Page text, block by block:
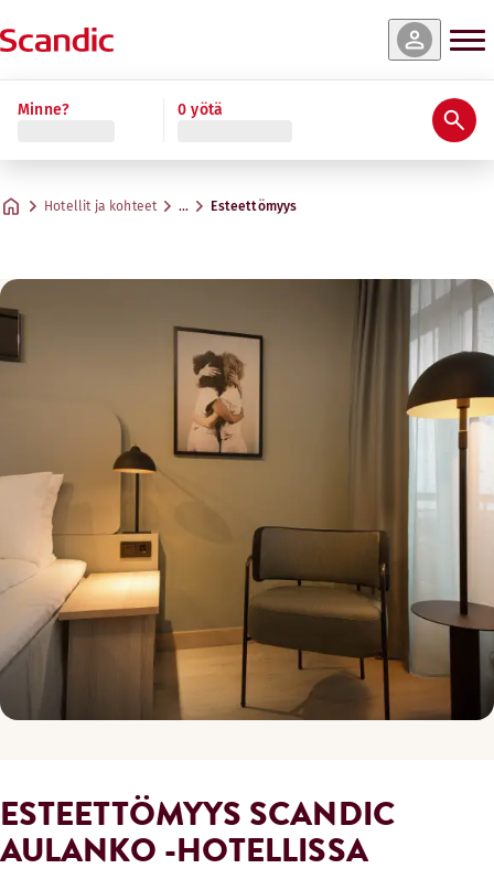
Minne? 0 yötä
Hotellit ja kohteet … Esteettömyys
ESTEETTÖMYYS SCANDIC
AULANKO -HOTELLISSA